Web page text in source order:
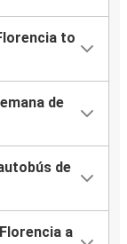
to
de
de
a